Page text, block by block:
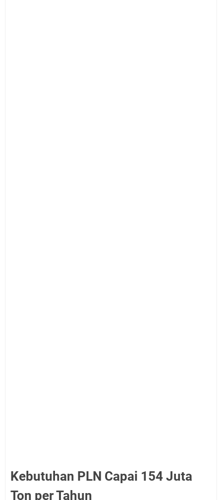
Kebutuhan PLN Capai 154 Juta
Ton per Tahun